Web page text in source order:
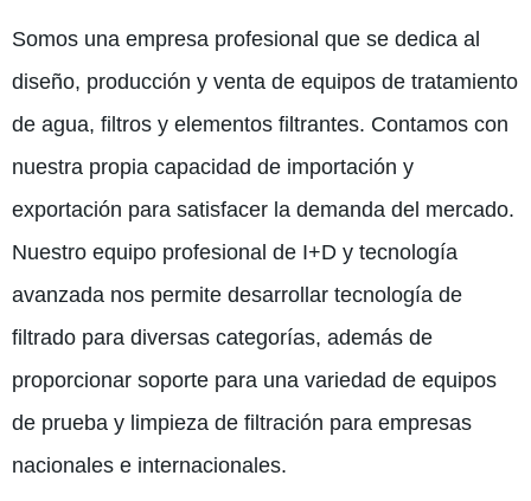
Somos una empresa profesional que se dedica al
diseño, producción y venta de equipos de tratamiento
de agua, filtros y elementos filtrantes. Contamos con
nuestra propia capacidad de importación y
exportación para satisfacer la demanda del mercado.
Nuestro equipo profesional de I+D y tecnología
avanzada nos permite desarrollar tecnología de
filtrado para diversas categorías, además de
proporcionar soporte para una variedad de equipos
de prueba y limpieza de filtración para empresas
nacionales e internacionales.